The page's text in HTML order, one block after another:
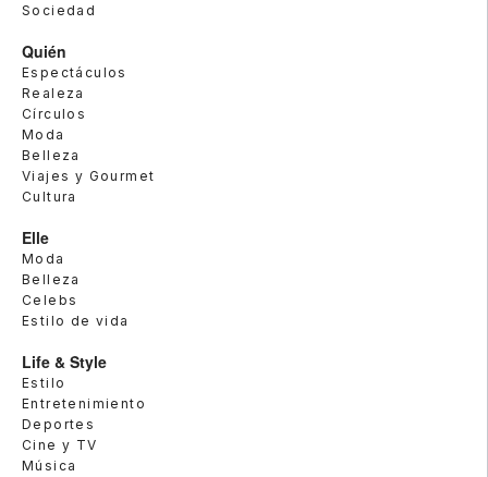
Sociedad
Quién
Espectáculos
Realeza
Círculos
Moda
Belleza
Viajes y Gourmet
Cultura
Elle
Moda
Belleza
Celebs
Estilo de vida
Life & Style
Estilo
Entretenimiento
Deportes
Cine y TV
Música